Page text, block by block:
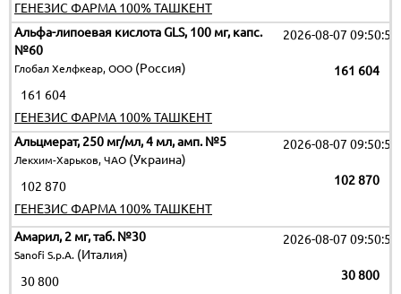
ГЕНЕЗИС ФАРМА 100% ТАШКЕНТ
Альфа-липоевая кислота GLS, 100 мг, капс.
№60
Глобал Хелфкеар, ООО (Россия)
2026-08-07 09:50:51
161 604
161 604
ГЕНЕЗИС ФАРМА 100% ТАШКЕНТ
Альцмерат, 250 мг/мл, 4 мл, амп. №5
Лекхим-Харьков, ЧАО (Украина)
2026-08-07 09:50:51
102 870
102 870
ГЕНЕЗИС ФАРМА 100% ТАШКЕНТ
Амарил, 2 мг, таб. №30
Sanofi S.p.A. (Италия)
2026-08-07 09:50:51
30 800
30 800